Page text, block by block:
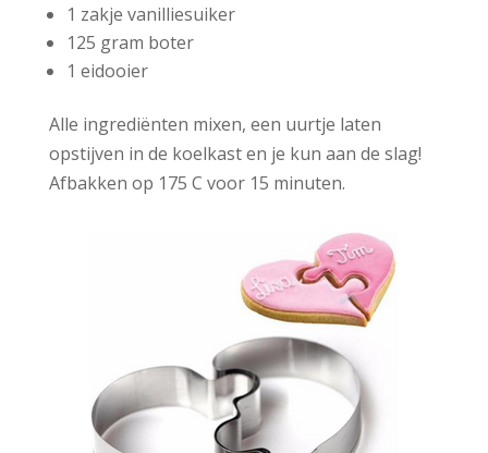
1 zakje vanilliesuiker
125 gram boter
1 eidooier
Alle ingrediënten mixen, een uurtje laten
opstijven in de koelkast en je kun aan de slag!
Afbakken op 175 C voor 15 minuten.